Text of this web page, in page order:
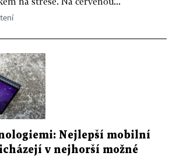
Nejlepší mobilní
v nejhorší možné